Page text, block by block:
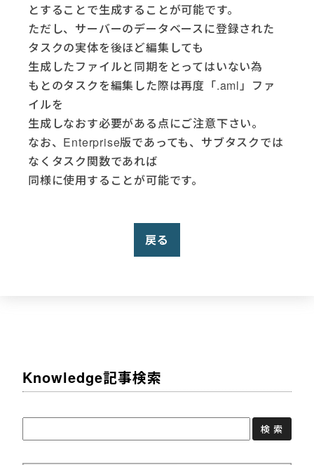
とすることで生成することが可能です。
ただし、サーバーのデータベースに登録された
タスクの実体を後ほど編集しても
生成したファイルと同期をとってはいない為
もとのタスクを編集した際は再度「.aml」ファ
イルを
生成しなおす必要がある点にご注意下さい。
なお、Enterprise版であっても、サブタスクでは
なくタスク関数であれば
同様に使用することが可能です。
戻る
Knowledge記事検索